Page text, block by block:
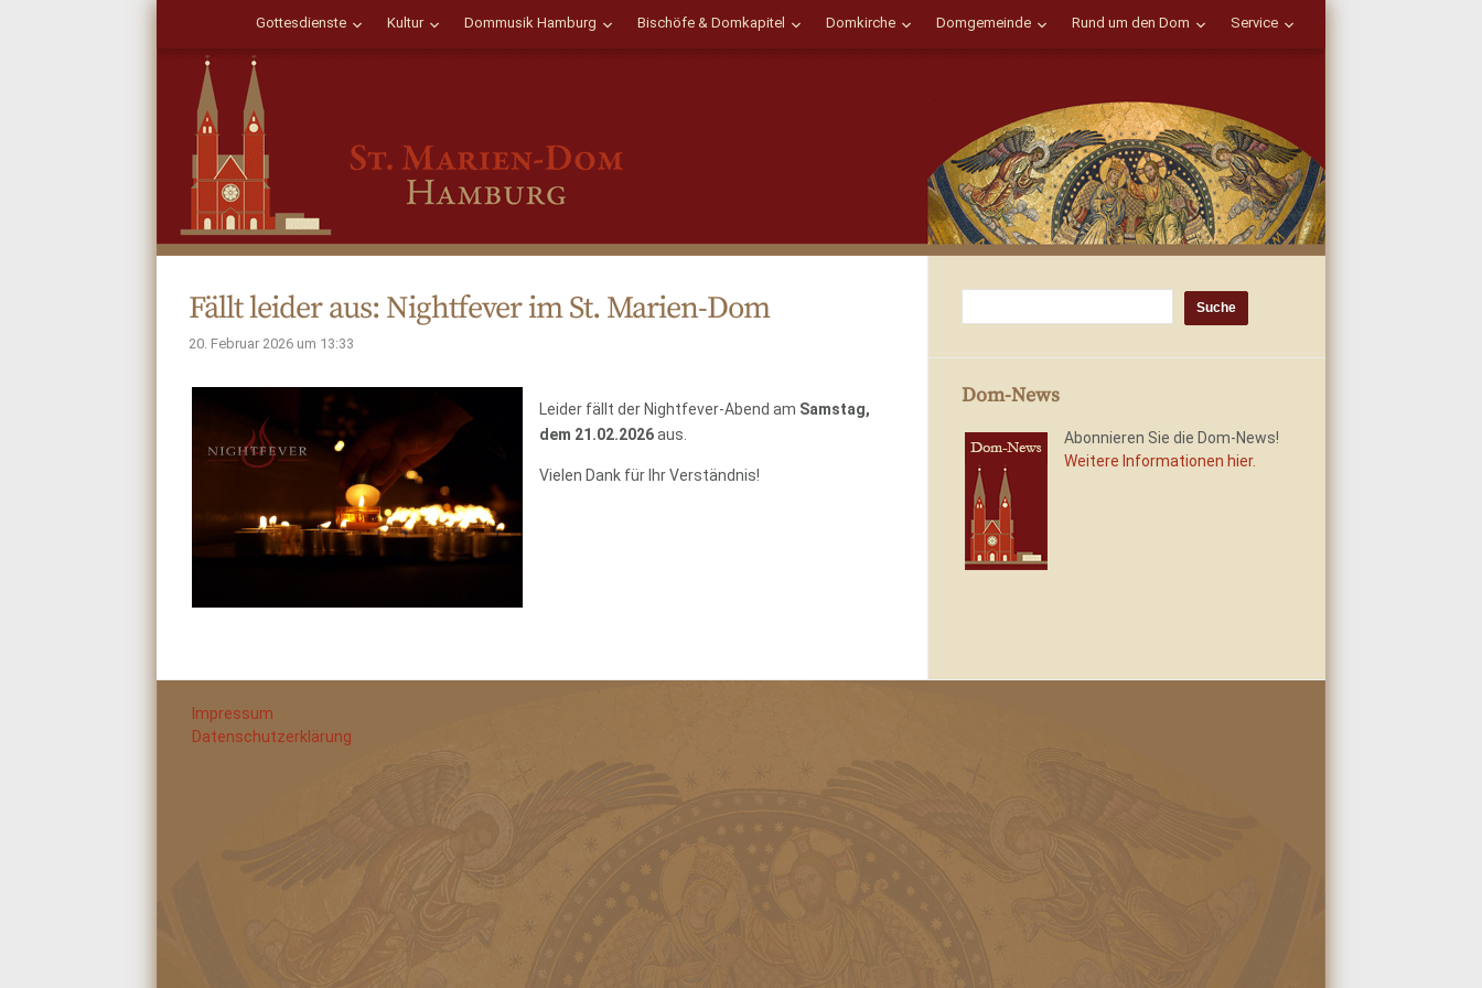
Gottesdienste Kultur Dommusik Hamburg Bischöfe & Domkapitel Domkirche Domgemeinde Rund um den Dom Service
Fällt leider aus: Nightfever im St. Marien-Dom
20. Februar 2026 um 13:33
Leider fällt der Nightfever-Abend am Samstag,
dem 21.02.2026aus.
Vielen Dank für Ihr Verständnis!
Dom-News
Abonnieren Sie die Dom-News!
Weitere Informationen hier.
Impressum
Datenschutzerklärung